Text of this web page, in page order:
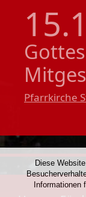
Pfarrkirche
Diese
Informationen